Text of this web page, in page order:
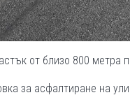
от близо 800 метра
за асфалтиране на